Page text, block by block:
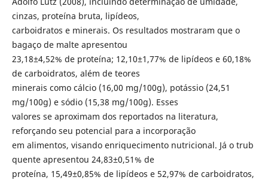
cinzas, proteína bruta, lipídeos,
carboidratos e minerais. Os resultados mostraram que o
bagaço de malte apresentou
23,18±4,52% de proteína; 12,10±1,77% de lipídeos e 60,18%
de carboidratos, além de teores
minerais como cálcio (16,00 mg/100g), potássio (24,51
mg/100g) e sódio (15,38 mg/100g). Esses
valores se aproximam dos reportados na literatura,
reforçando seu potencial para a incorporação
em alimentos, visando enriquecimento nutricional. Já o trub
quente apresentou 24,83±0,51% de
proteína, 15,49±0,85% de lipídeos e 52,97% de carboidratos,